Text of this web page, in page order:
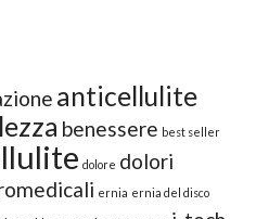
anticellulite
benessere best seller
dolore dolori
ernia ernia del disco